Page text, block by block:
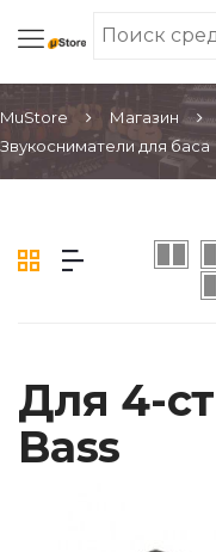
MuStore Магазин
Звукосниматели для баса
Для 4-
Bass